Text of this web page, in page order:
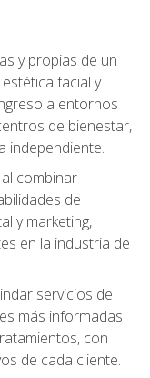
y propias de un
facial y
a entornos
de bienestar,
independiente.
combinar
de
y marketing,
en la industria de
servicios de
más informadas
con
de cada cliente.